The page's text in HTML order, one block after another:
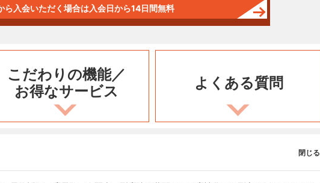
ら入会いただく場合は入会日から14日間無料
こだわりの機能／
お得なサービス
よくある質問